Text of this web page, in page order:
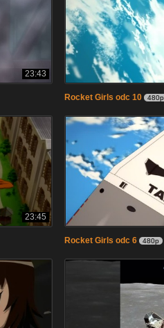
23:43
Rocket Girls odc 10 480p
23:45
Rocket Girls odc 6 480p